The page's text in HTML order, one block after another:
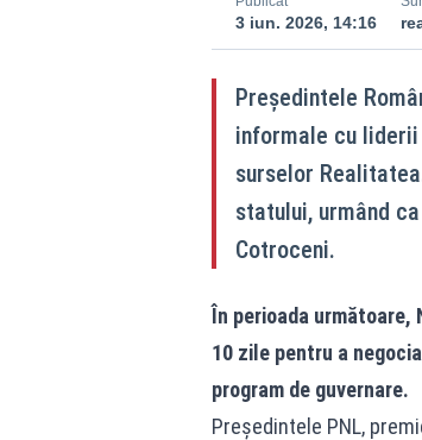
3 iun. 2026, 14:16
Președintele
informale cu
surselor
statului, urmând
Cotroceni.
În perioada
10 zile pentru a
program de guvernare.
Preşedintele PNL,